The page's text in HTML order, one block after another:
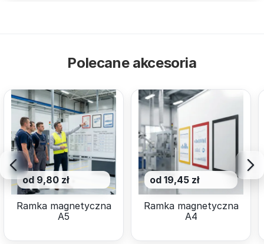
Polecane akcesoria
od 9,80 zł
Ramka magnetyczna
A5
od 19,45 zł
Ramka magnetyczna
A4